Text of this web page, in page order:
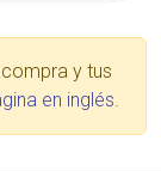
y tus
en inglés.